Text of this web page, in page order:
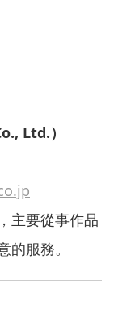
Ltd.）
主要從事作品
服務。